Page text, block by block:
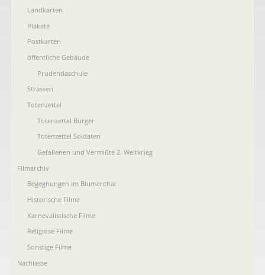
Landkarten
Plakate
Postkarten
öffentliche Gebäude
Prudentiaschule
Strassen
Totenzettel
Totenzettel Bürger
Totenzettel Soldaten
Gefallenen und Vermißte 2. Weltkrieg
Filmarchiv
Begegnungen im Blumenthal
Historische Filme
Karnevalistische Filme
Religiöse Filme
Sonstige Filme
Nachlässe